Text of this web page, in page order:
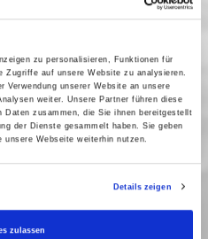
zu personalisieren, Funktionen für
Zugriffe auf unsere Website zu analysieren.
Verwendung unserer Website an unsere
weiter. Unsere Partner führen diese
Daten zusammen, die Sie ihnen bereitgestellt
der Dienste gesammelt haben. Sie geben
unsere Webseite weiterhin nutzen.
Details zeigen
zulassen